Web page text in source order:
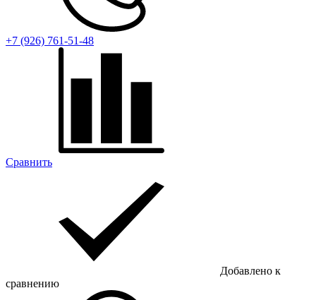
+7 (926) 761-51-48
Сравнить
Добавлено к
сравнению